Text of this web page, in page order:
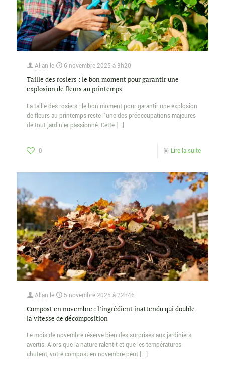
Allan le 6 novembre 2025 à 3h20
Taille des rosiers : le bon moment pour garantir une
explosion de fleurs au printemps
La taille des rosiers : le bon moment pour garantir une explosion
de fleurs au printemps reste l’une des préoccupations majeures
de tout jardinier passionné. Cette […]
0 Lire la suite
Allan le 5 novembre 2025 à 22h46
Compost en novembre : l’ingrédient inattendu qui double
la vitesse de décomposition
Le mois de novembre réserve bien des surprises aux jardiniers
avertis. Alors que la nature ralentit et que les températures
chutent, votre compost en novembre peut […]